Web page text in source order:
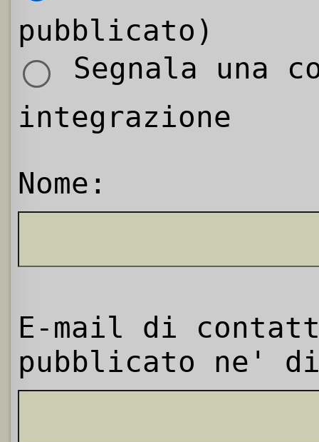
pubblicato)
Segnala una
integrazione
Nome:
E-mail di
pubblicato ne'